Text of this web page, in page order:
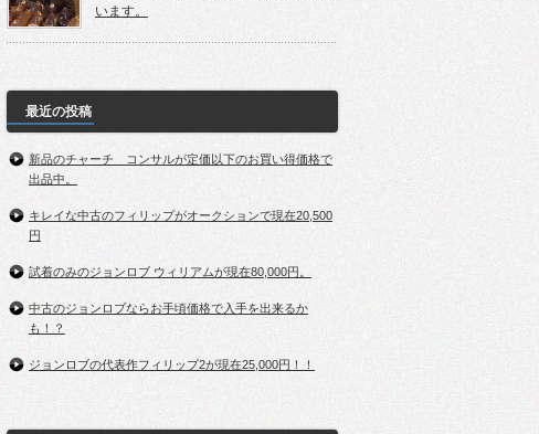
います。
最近の投稿
新品のチャーチ コンサルが定価以下のお買い得価格で
出品中。
キレイな中古のフィリップがオークションで現在20,500
円
試着のみのジョンロブ ウィリアムが現在80,000円。
中古のジョンロブならお手頃価格で入手を出来るか
も！？
ジョンロブの代表作フィリップ2が現在25,000円！！